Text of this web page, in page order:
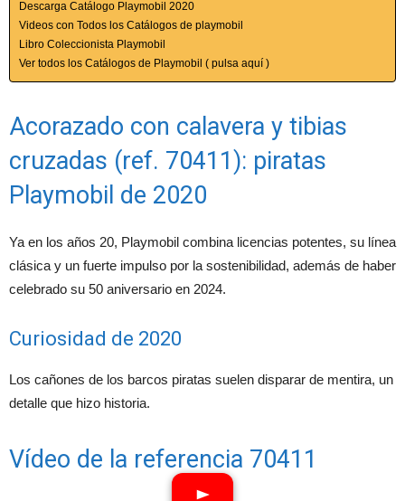
Descarga Catálogo Playmobil 2020
Videos con Todos los Catálogos de playmobil
Libro Coleccionista Playmobil
Ver todos los Catálogos de Playmobil ( pulsa aquí )
Acorazado con calavera y tibias
cruzadas (ref. 70411): piratas
Playmobil de 2020
Ya en los años 20, Playmobil combina licencias potentes, su línea
clásica y un fuerte impulso por la sostenibilidad, además de haber
celebrado su 50 aniversario en 2024.
Curiosidad de 2020
Los cañones de los barcos piratas suelen disparar de mentira, un
detalle que hizo historia.
Vídeo de la referencia 70411